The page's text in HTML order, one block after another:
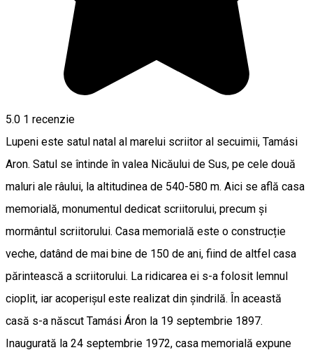
5.0 1 recenzie
Lupeni este satul natal al marelui scriitor al secuimii, Tamási
Aron. Satul se întinde în valea Nicăului de Sus, pe cele două
maluri ale râului, la altitudinea de 540-580 m. Aici se află casa
memorială, monumentul dedicat scriitorului, precum și
mormântul scriitorului. Casa memorială este o construcție
veche, datând de mai bine de 150 de ani, fiind de altfel casa
părintească a scriitorului. La ridicarea ei s-a folosit lemnul
cioplit, iar acoperișul este realizat din șindrilă. În această
casă s-a născut Tamási Áron la 19 septembrie 1897.
Inaugurată la 24 septembrie 1972, casa memorială expune